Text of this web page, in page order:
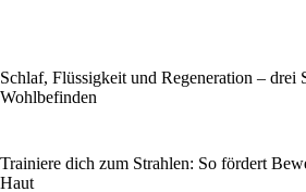
Schlaf, Flüssigkeit und Regeneration – drei
Wohlbefinden
Trainiere dich zum Strahlen: So fördert
Haut